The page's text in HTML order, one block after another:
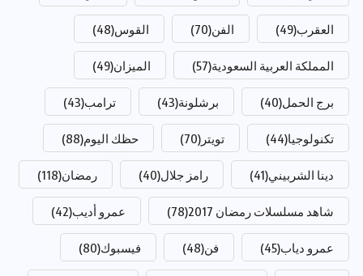
العقرب(49) الفن(70) القوس(48)
المملكة العربية السعودية(57) الميزان(49)
برج الحمل(40) برشلونة(43) ترامب(43)
تكنولوجيا(44) تويتر (70) حظك اليوم(88)
دينا الشربيني(41) رامز جلال(40) رمضان(118)
شاهد مسلسلات رمضان 2017 (78) عمرو أديب(42)
عمرو دياب(45) فن(48) فيسبوك(80)